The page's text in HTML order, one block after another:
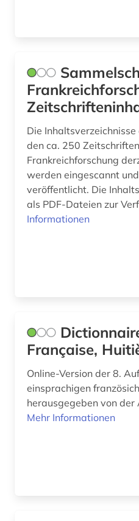
großbritannien (1)
großbrittanien (1)
handschrift (1)
hennin (1)
heraldik (1)
holocaust (1)
iberoromanistik (2)
indochina (1)
institutionen (1)
italianistik (4)
Die
den ca. 250
Frankreichforschung
werden eingescannt
veröffentlicht. Die
als PDF-Dateien zur
Informationen
Française,
Online-Version der 8.
einsprachigen
herausgegeben von der
Mehr Informationen